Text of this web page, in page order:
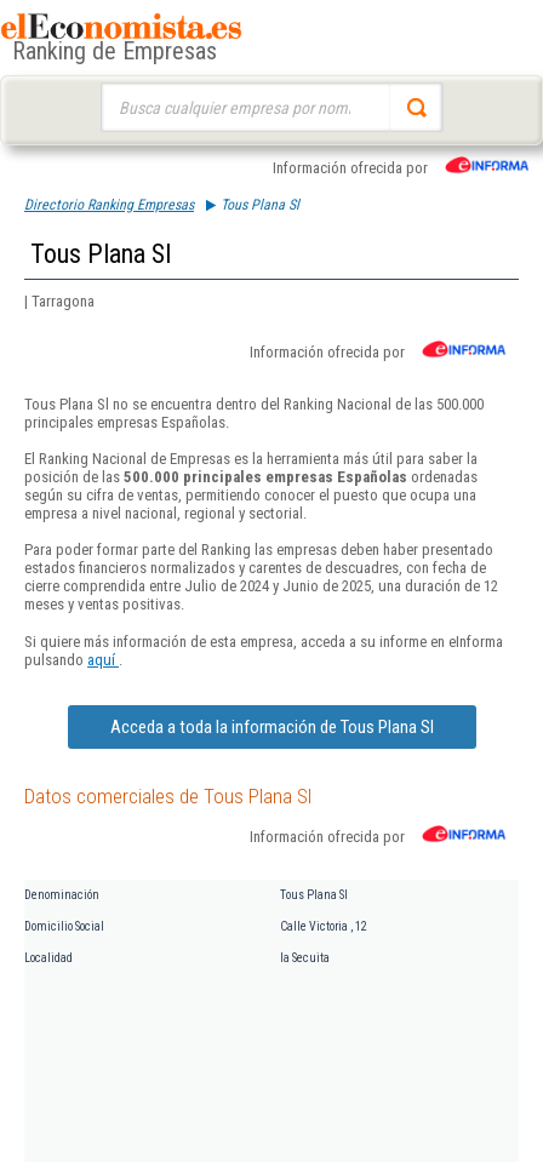
Ranking de Empresas
Información ofrecida por
Directorio Ranking Empresas Tous Plana Sl
Tous Plana Sl
| Tarragona
Información ofrecida por
Tous Plana Sl no se encuentra dentro del Ranking Nacional de las 500.000
principales empresas Españolas.
El Ranking Nacional de Empresas es la herramienta más útil para saber la
posición de las 500.000 principales empresas Españolas ordenadas
según su cifra de ventas, permitiendo conocer el puesto que ocupa una
empresa a nivel nacional, regional y sectorial.
Para poder formar parte del Ranking las empresas deben haber presentado
estados financieros normalizados y carentes de descuadres, con fecha de
cierre comprendida entre Julio de 2024 y Junio de 2025, una duración de 12
meses y ventas positivas.
Si quiere más información de esta empresa, acceda a su informe en eInforma
pulsando aquí
Acceda a toda la información de Tous Plana Sl
Datos comerciales de Tous Plana Sl
Información ofrecida por
Denominación Tous Plana Sl
Domicilio Social Calle Victoria , 12
Localidad la Secuita